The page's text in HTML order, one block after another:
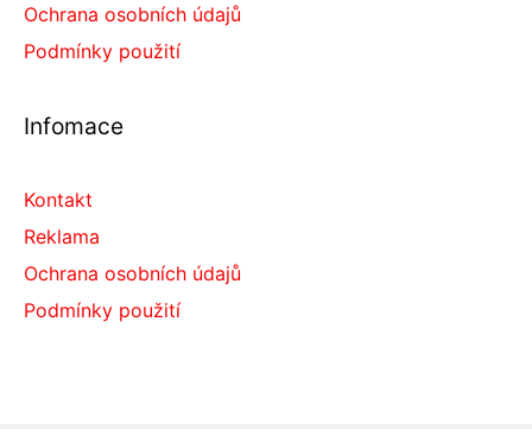
Ochrana osobních údajů
Podmínky použití
Infomace
Kontakt
Reklama
Ochrana osobních údajů
Podmínky použití